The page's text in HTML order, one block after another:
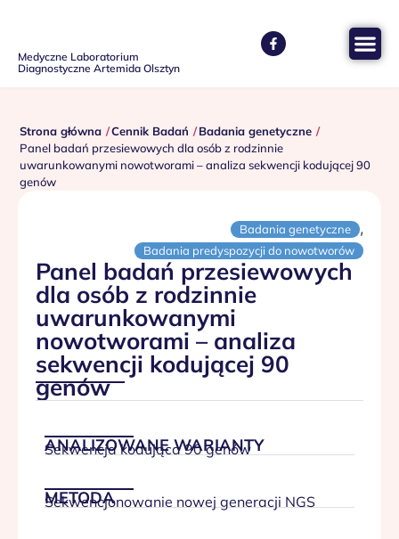
Medyczne Laboratorium
Diagnostyczne Artemida Olsztyn
Strona główna Cennik Badań
Badania genetyczne
Panel badań przesiewowych dla osób z rodzinnie
uwarunkowanymi nowotworami – analiza sekwencji kodującej 90
genów
Badania genetyczne ,
Badania predyspozycji do nowotworów
Panel badań przesiewowych
dla osób z rodzinnie
uwarunkowanymi
nowotworami – analiza
sekwencji kodującej 90
genów
ANALIZOWANE WARIANTY
Sekwencja kodująca 90 genów
METODA
Sekwencjonowanie nowej generacji NGS